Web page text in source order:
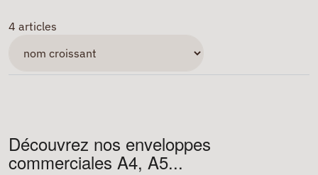
4 articles
Découvrez nos enveloppes
commerciales A4, A5...